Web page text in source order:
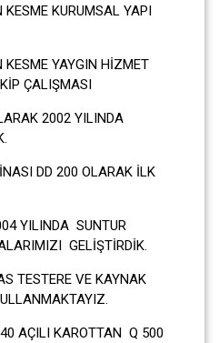
KURUMSAL YAPI
YAYGIN HİZMET
ÇALIŞMASI
2002 YILINDA
DD 200 OLARAK İLK
YILINDA SUNTUR
GELİŞTİRDİK.
TESTERE VE KAYNAK
AÇILI KAROTTAN Q 500